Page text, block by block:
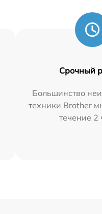
Срочный
Большинство
техники Brother
течение 2